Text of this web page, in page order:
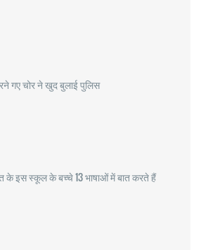
गए चोर ने खुद बुलाई पुलिस
के इस स्कूल के बच्चे 13 भाषाओं में बात करते हैं